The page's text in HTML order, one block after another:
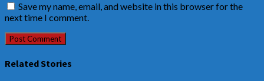
Save my name, email, and website in this browser for the
next time I comment.
Related Stories